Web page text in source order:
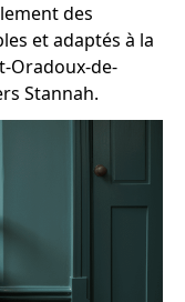
des
et adaptés à la
Oradoux-de-
Stannah.